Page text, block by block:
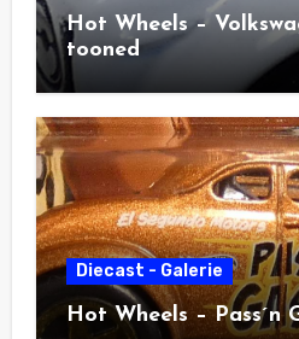
Hot Wheels –
tooned
Diecast - Galerie
Hot Wheels – Pass´n